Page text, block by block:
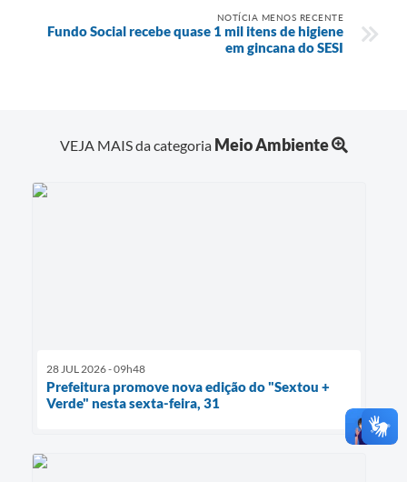
NOTÍCIA MENOS RECENTE
Fundo Social recebe quase 1 mil itens de higiene
em gincana do SESI
VEJA MAIS da categoria Meio Ambiente
28 JUL 2026 - 09h48
Prefeitura promove nova edição do "Sextou +
Verde" nesta sexta-feira, 31